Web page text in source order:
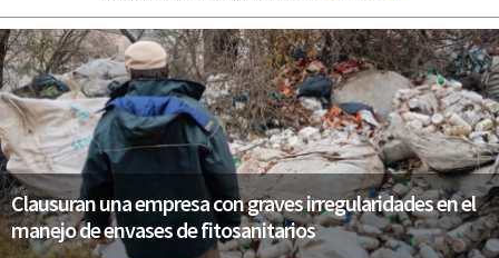
Clausuran una empresa con graves irregularidades en el
manejo de envases de fitosanitarios